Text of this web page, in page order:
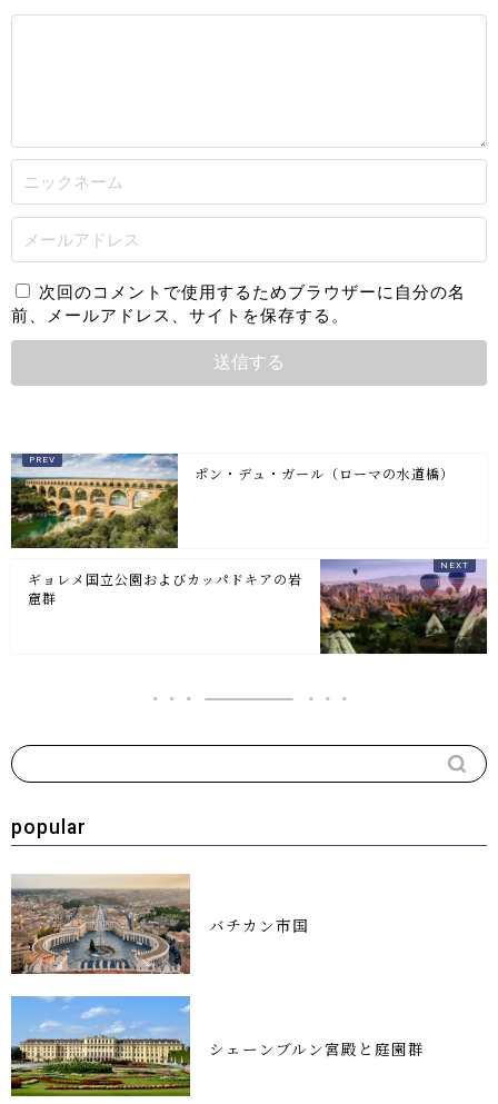
次回のコメントで使用するためブラウザーに自分の名
前、メールアドレス、サイトを保存する。
ポン・デュ・ガール（ローマの水道橋）
ギョレメ国立公園およびカッパドキアの岩
窟群
popular
バチカン市国
シェーンブルン宮殿と庭園群